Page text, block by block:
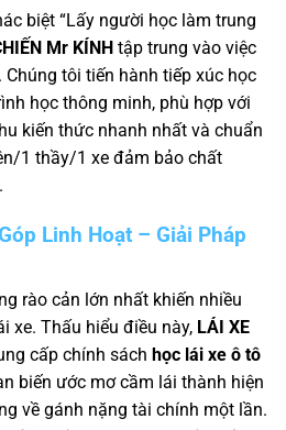
biệt “Lấy người học làm trung
Mr KÍNH tập trung vào việc
tôi tiến hành tiếp xúc học
học thông minh, phù hợp với
kiến thức nhanh nhất và chuẩn
1 thầy/1 xe đảm bảo chất
Linh Hoạt – Giải Pháp
rào cản lớn nhất khiến nhiều
xe. Thấu hiểu điều này, LÁI XE
cấp chính sách học lái xe ô tô
biến ước mơ cầm lái thành hiện
về gánh nặng tài chính một lần.